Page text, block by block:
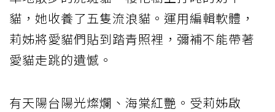
貓，她收養了五隻流浪貓。運用編輯軟體，
莉姊將愛貓們貼到踏青照裡，彌補不能帶著
愛貓走跳的遺憾。
有天陽台陽光燦爛、海棠紅艷。受莉姊啟